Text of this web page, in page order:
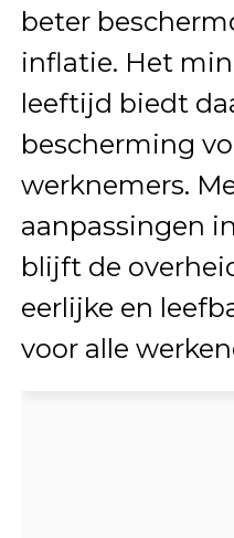
beter
inflatie. Het
leeftijd biedt
bescherming
werknemers.
aanpassingen
blijft de
eerlijke en
voor alle